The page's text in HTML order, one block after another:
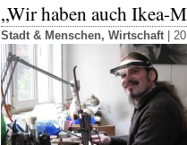
„Wir haben auch Ikea-
Stadt & Menschen, Wirtschaft |